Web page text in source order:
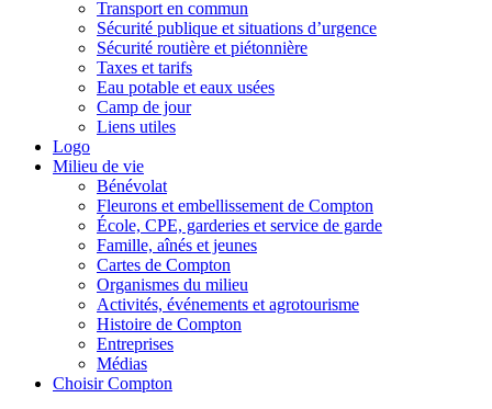
Transport en commun
Sécurité publique et situations d’urgence
Sécurité routière et piétonnière
Taxes et tarifs
Eau potable et eaux usées
Camp de jour
Liens utiles
Logo
Milieu de vie
Bénévolat
Fleurons et embellissement de Compton
École, CPE, garderies et service de garde
Famille, aînés et jeunes
Cartes de Compton
Organismes du milieu
Activités, événements et agrotourisme
Histoire de Compton
Entreprises
Médias
Choisir Compton